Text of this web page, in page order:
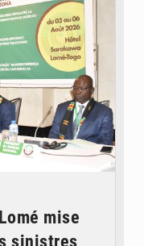
mise
sinistres